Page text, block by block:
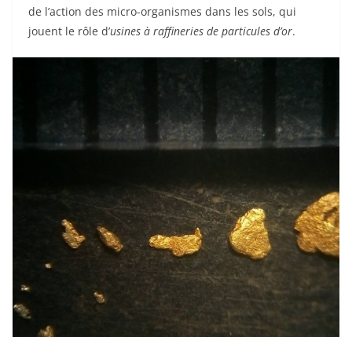
de l’action des micro-organismes dans les sols, qui
jouent le rôle d’usines à raffineries de particules d’or.